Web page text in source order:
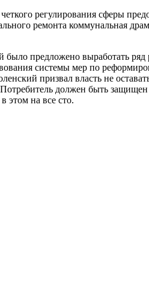
регулирования сферы
ремонта коммунальная
было предложено выработать
системы мер по
призвал власть не
должен быть
этом на все сто.